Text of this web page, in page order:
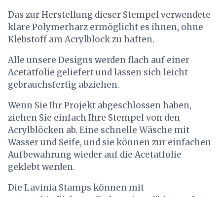
Das zur Herstellung dieser Stempel verwendete
klare Polymerharz ermöglicht es ihnen, ohne
Klebstoff am Acrylblock zu haften.
Alle unsere Designs werden flach auf einer
Acetatfolie geliefert und lassen sich leicht
gebrauchsfertig abziehen.
Wenn Sie Ihr Projekt abgeschlossen haben,
ziehen Sie einfach Ihre Stempel von den
Acrylblöcken ab. Eine schnelle Wäsche mit
Wasser und Seife, und sie können zur einfachen
Aufbewahrung wieder auf die Acetatfolie
geklebt werden.
Die Lavinia Stamps können mit